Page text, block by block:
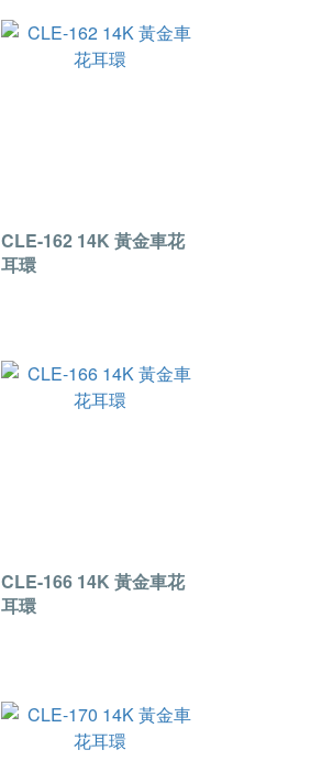
CLE-162 14K 黃金車花
耳環
CLE-166 14K 黃金車花
耳環